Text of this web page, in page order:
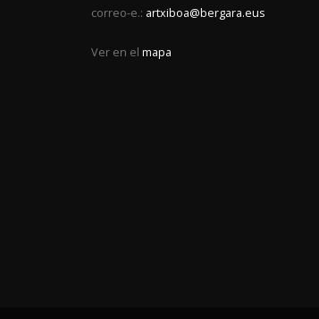
correo-e.: artxiboa@bergara.eus
Ver en el mapa